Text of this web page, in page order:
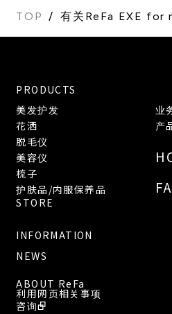
TOP 有关ReFa EXE for
PRODUCTS
美发护发
花洒
脱毛仪
美容仪
梳子
护肤品/内服保养品
业
产
STORE
INFORMATION
NEWS
ABOUT ReFa
利用网页相关事项
咨询